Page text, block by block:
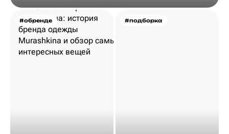
#обренде #подборка